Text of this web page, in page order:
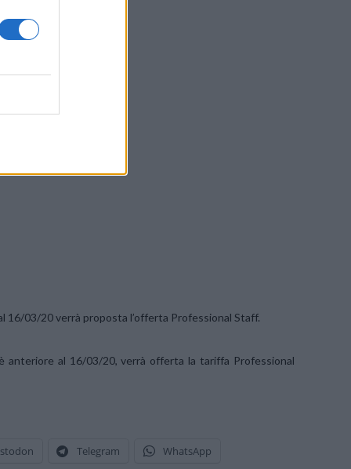
16/03/20 verrà proposta l’offerta Professional Staff.
anteriore al 16/03/20, verrà offerta la tariffa Professional
Telegram WhatsApp